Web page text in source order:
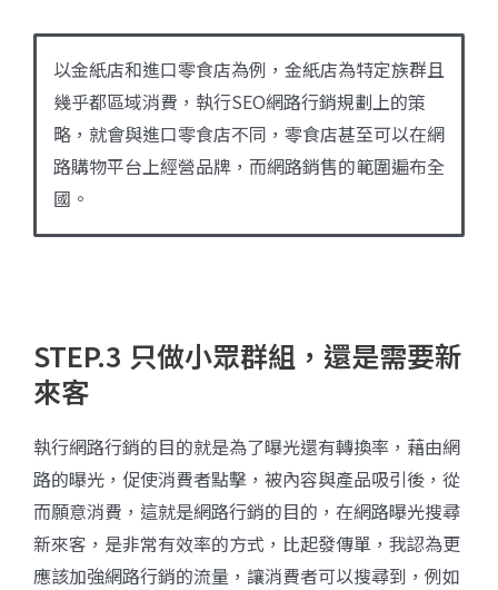
以金紙店和進口零食店為例，金紙店為特定族群且
幾乎都區域消費，執行SEO網路行銷規劃上的策
略，就會與進口零食店不同，零食店甚至可以在網
路購物平台上經營品牌，而網路銷售的範圍遍布全
國。
STEP.3 只做小眾群組，還是需要新
來客
執行網路行銷的目的就是為了曝光還有轉換率，藉由網
路的曝光，促使消費者點擊，被內容與產品吸引後，從
而願意消費，這就是網路行銷的目的，在網路曝光搜尋
新來客，是非常有效率的方式，比起發傳單，我認為更
應該加強網路行銷的流量，讓消費者可以搜尋到，例如